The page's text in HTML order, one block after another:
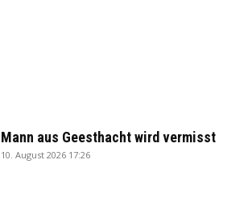
Mann aus Geesthacht wird vermisst
10. August 2026 17:26